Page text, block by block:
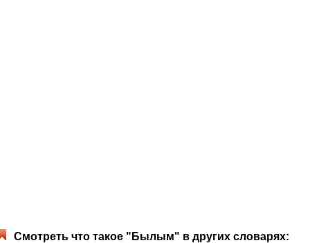
Смотреть что такое "Былым" в других словарях: